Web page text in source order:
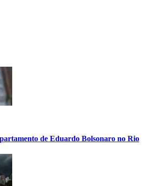
de Eduardo Bolsonaro no Rio